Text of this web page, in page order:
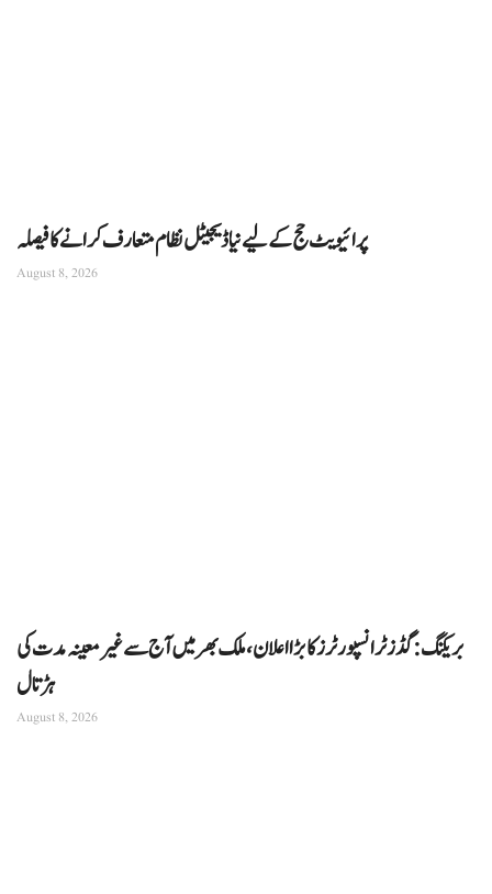
پرائیویٹ حج کے لیے نیا ڈیجیٹل نظام متعارف کرانے کا فیصلہ
August 8, 2026
بریکنگ: گڈز ٹرانسپورٹرز کا بڑا اعلان، ملک بھر میں آج سے غیرمعینہ مدت کی
ہڑتال
August 8, 2026